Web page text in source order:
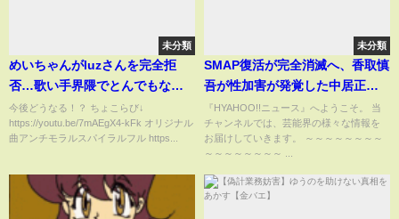
未分類
めいちゃんがluzさんを完全拒
否…歌い手界隈でとんでもない
事に… #ポケカメン
今後どうなる！？ ちょこらび↓
https://youtu.be/7mAEgX4-kFk オリジナル
曲アンチモラルスパイラルフル https...
未分類
SMAP復活が完全消滅へ、香取慎
吾が性加害が発覚した中居正広
にブチギレている真相に驚きを
隠せない！！【芸能】
『HYAHOO!!ニュース』へようこそ。 当
チャンネルでは、芸能界の様々な情報を
お届けしていきます。 ～～～～～～～～
～～～～～～～～ ...